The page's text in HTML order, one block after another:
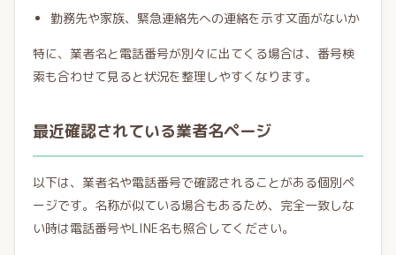
勤務先や家族、緊急連絡先への連絡を示す文面がないか
特に、業者名と電話番号が別々に出てくる場合は、番号検
索も合わせて見ると状況を整理しやすくなります。
最近確認されている業者名ページ
以下は、業者名や電話番号で確認されることがある個別ペ
ージです。名称が似ている場合もあるため、完全一致しな
い時は電話番号やLINE名も照合してください。